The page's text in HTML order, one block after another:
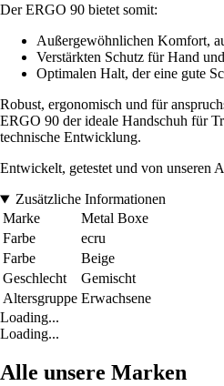
Der ERGO 90 bietet somit:
Außergewöhnlichen Komfort,
Verstärkten Schutz für Hand
Optimalen Halt, der eine gute
Robust, ergonomisch und für
ERGO 90 der ideale Handschuh für
technische Entwicklung.
Entwickelt, getestet und von unseren
Zusätzliche Informationen
Marke
Metal Boxe
Farbe
ecru
Farbe
Beige
Geschlecht
Gemischt
Altersgruppe Erwachsene
Loading...
Loading...
Alle unsere Marken